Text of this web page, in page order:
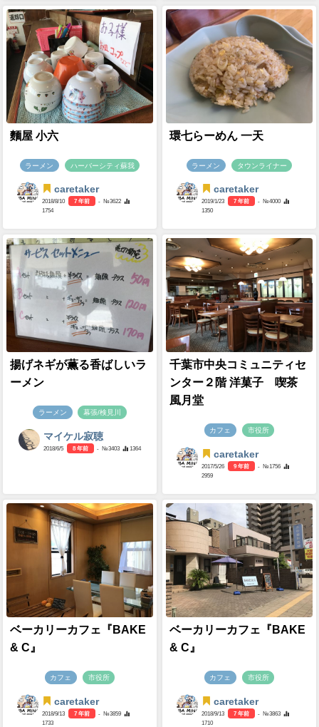
麵屋 小六
ラーメン ハーバーシティ蘇我
caretaker
2018/8/10 7 年前
- №3622
1754
環七らーめん 一天
ラーメン タウンライナー
caretaker
2019/1/23 7 年前
- №4000
1350
揚げネギが薫る香ばしいラ
ーメン
ラーメン 幕張/検見川
マイケル寂聴
2018/6/5 8 年前 - №3403 1364
千葉市中央コミュニティセ
ンター２階 洋菓子 喫茶
風月堂
カフェ 市役所
caretaker
2017/5/26 9 年前
- №1756
2959
ベーカリーカフェ『BAKE
& C』
カフェ 市役所
caretaker
2018/9/13 7 年前
- №3859
1733
ベーカリーカフェ『BAKE
& C』
カフェ 市役所
caretaker
2018/9/13 7 年前
- №3863
1710